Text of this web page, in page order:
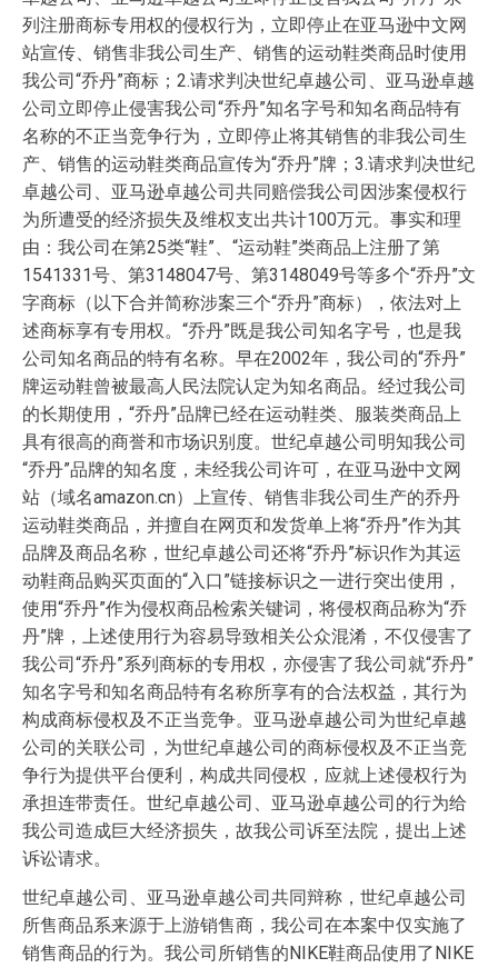
列注册商标专用权的侵权行为，立即停止在亚马逊中文网
站宣传、销售非我公司生产、销售的运动鞋类商品时使用
我公司“乔丹”商标；2.请求判决世纪卓越公司、亚马逊卓越
公司立即停止侵害我公司“乔丹”知名字号和知名商品特有
名称的不正当竞争行为，立即停止将其销售的非我公司生
产、销售的运动鞋类商品宣传为“乔丹”牌；3.请求判决世纪
卓越公司、亚马逊卓越公司共同赔偿我公司因涉案侵权行
为所遭受的经济损失及维权支出共计100万元。事实和理
由：我公司在第25类“鞋”、“运动鞋”类商品上注册了第
1541331号、第3148047号、第3148049号等多个“乔丹”文
字商标（以下合并简称涉案三个“乔丹”商标），依法对上
述商标享有专用权。“乔丹”既是我公司知名字号，也是我
公司知名商品的特有名称。早在2002年，我公司的“乔丹”
牌运动鞋曾被最高人民法院认定为知名商品。经过我公司
的长期使用，“乔丹”品牌已经在运动鞋类、服装类商品上
具有很高的商誉和市场识别度。世纪卓越公司明知我公司
“乔丹”品牌的知名度，未经我公司许可，在亚马逊中文网
站（域名amazon.cn）上宣传、销售非我公司生产的乔丹
运动鞋类商品，并擅自在网页和发货单上将“乔丹”作为其
品牌及商品名称，世纪卓越公司还将“乔丹”标识作为其运
动鞋商品购买页面的“入口”链接标识之一进行突出使用，
使用“乔丹”作为侵权商品检索关键词，将侵权商品称为“乔
丹”牌，上述使用行为容易导致相关公众混淆，不仅侵害了
我公司“乔丹”系列商标的专用权，亦侵害了我公司就“乔丹”
知名字号和知名商品特有名称所享有的合法权益，其行为
构成商标侵权及不正当竞争。亚马逊卓越公司为世纪卓越
公司的关联公司，为世纪卓越公司的商标侵权及不正当竞
争行为提供平台便利，构成共同侵权，应就上述侵权行为
承担连带责任。世纪卓越公司、亚马逊卓越公司的行为给
我公司造成巨大经济损失，故我公司诉至法院，提出上述
诉讼请求。
世纪卓越公司、亚马逊卓越公司共同辩称，世纪卓越公司
所售商品系来源于上游销售商，我公司在本案中仅实施了
销售商品的行为。我公司所销售的NIKE鞋商品使用了NIKE